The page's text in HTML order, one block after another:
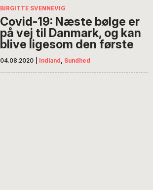
BIRGITTE SVENNEVIG
Covid-19: Næste bølge er
på vej til Danmark, og kan
blive ligesom den første
04.08.2020 Indland Sundhed